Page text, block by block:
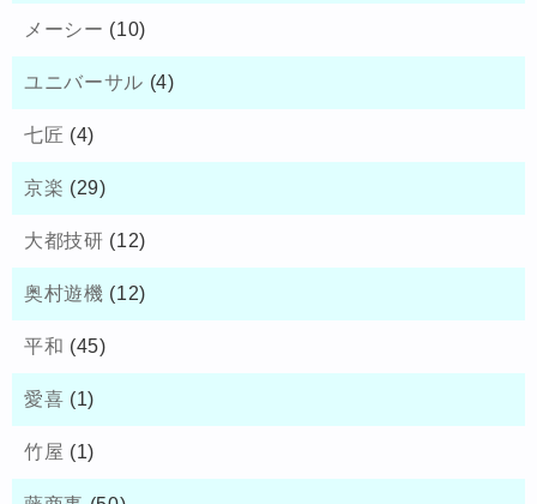
メーシー (10)
ユニバーサル (4)
七匠 (4)
京楽 (29)
大都技研 (12)
奥村遊機 (12)
平和 (45)
愛喜 (1)
竹屋 (1)